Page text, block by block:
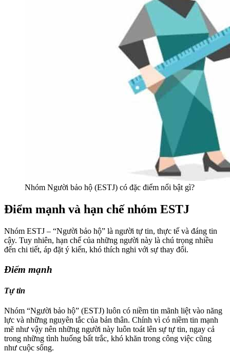
Nhóm Người bảo hộ (ESTJ) có đặc điểm nổi bật gì?
Điểm mạnh và hạn chế nhóm ESTJ
Nhóm ESTJ – “Người bảo hộ” là người tự tin, thực tế và đáng tin
cậy. Tuy nhiên, hạn chế của những người này là chú trọng nhiều
đến chi tiết, áp đặt ý kiến, khó thích nghi với sự thay đổi.
Điểm mạnh
Tự tin
Nhóm “Người bảo hộ” (ESTJ) luôn có niềm tin mãnh liệt vào năng
lực và những nguyên tắc của bản thân. Chính vì có niềm tin mạnh
mẽ như vậy nên những người này luôn toát lên sự tự tin, ngay cả
trong những tình huống bất trắc, khó khăn trong công việc cũng
như cuộc sống.